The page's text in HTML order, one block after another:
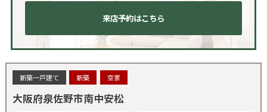
来店予約はこちら
新築一戸建て 新築 空家
大阪府泉佐野市南中安松